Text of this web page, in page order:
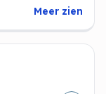
Meer zien